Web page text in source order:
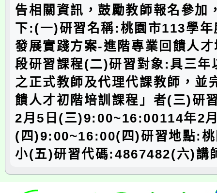
告相關資訊，鼓勵教師報名參加
下:(一)研習名稱:桃園市113學年
發展實踐方案-進階專業回饋人
段研習課程(二)研習對象:具三年
之正式教師及代理代課教師，並
饋人才初階培訓課程」者(三)研
2月5日(三)9:00~16:00114年2
(四)9:00~16:00(四)研習地點:桃
小(五)研習代碼:4867482(六)講